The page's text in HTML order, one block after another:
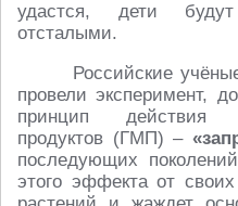
удастся, дети
отсталыми.
Российские
провели эксперимент,
принцип действия
продуктов (ГМП) –
последующих
этого эффекта от